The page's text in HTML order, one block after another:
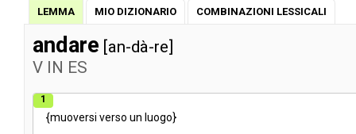
LEMMA MIO DIZIONARIO COMBINAZIONI LESSICALI
andare [an-dà-re]
V IN ES
1
{muoversi verso un luogo}